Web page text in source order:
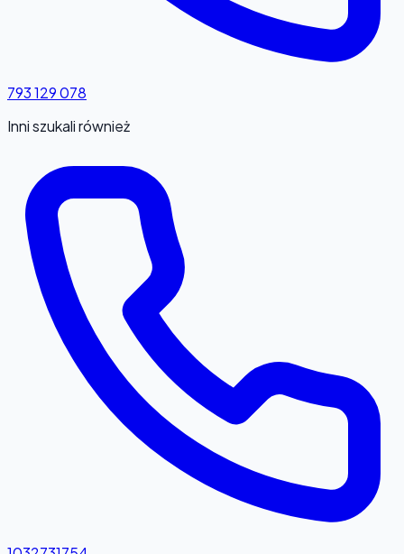
793 129 078
Inni szukali również